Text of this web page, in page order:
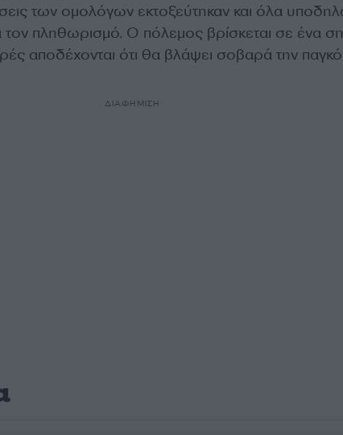
των ομολόγων εκτοξεύτηκαν και όλα
τον πληθωρισμό. Ο πόλεμος βρίσκεται σε ένα
αποδέχονται ότι θα βλάψει σοβαρά την
ΔΙΑΦΗΜΙΣΗ